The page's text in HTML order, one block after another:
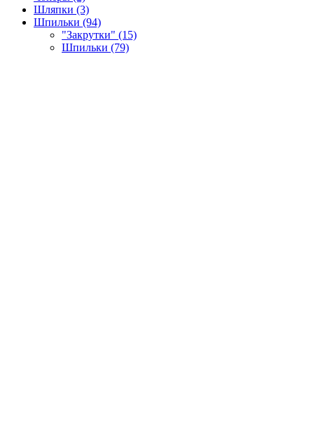
Шляпки (3)
Шпильки (94)
"Закрутки" (15)
Шпильки (79)